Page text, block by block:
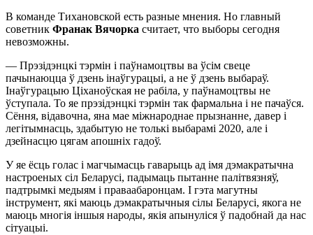
В команде Тихановской есть разные мнения. Но главный
советник Франак Вячорка считает, что выборы сегодня
невозможны.
— Прэзідэнцкі тэрмін і паўнамоцтвы ва ўсім свеце
пачынаюцца ў дзень інаўгурацыі, а не ў дзень выбараў.
Інаўгурацыю Ціханоўская не рабіла, у паўнамоцтвы не
ўступала. То яе прэзідэнцкі тэрмін так фармальна і не пачаўся.
Сёння, відавочна, яна мае міжнароднае прызнанне, давер і
легітымнасць, здабытую не толькі выбарамі 2020, але і
дзейнасцю цягам апошніх гадоў.
У яе ёсць голас і магчымасць гаварыць ад імя дэмакратычна
настроеных сіл Беларусі, падымаць пытанне палітвязняў,
падтрымкі медыям і праваабаронцам. І гэта магутны
інструмент, які маюць дэмакратычныя сілы Беларусі, якога не
маюць многія іншыя народы, якія апынуліся ў падобнай да нас
сітуацыі.